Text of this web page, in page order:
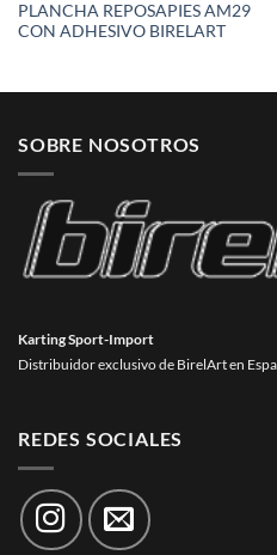
PLANCHA REPOSAPIES AM29
CON ADHESIVO BIRELART
SOBRE NOSOTROS
Karting Sport-Import
Distribuidor exclusivo de BirelArt en
REDES SOCIALES